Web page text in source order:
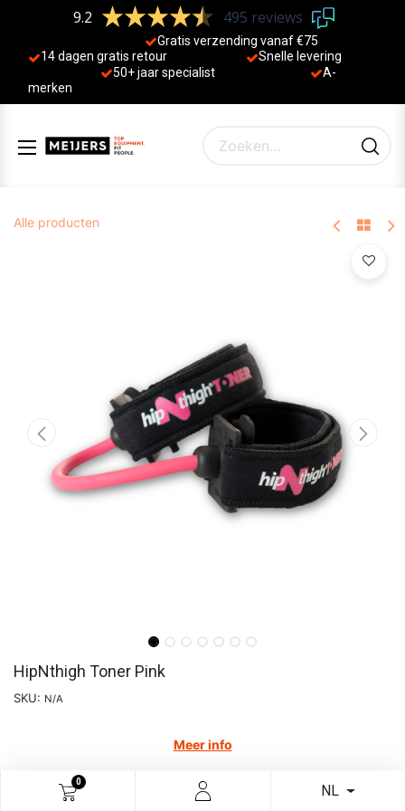
0
NL
9.2 495 reviews
Gratis verzending vanaf €75
14 dagen gratis retour
Sne lle levering
50+ jaar specialist
A-
merken
Alle producten
HipNthigh Toner Pink
SKU: N/A
Meer info